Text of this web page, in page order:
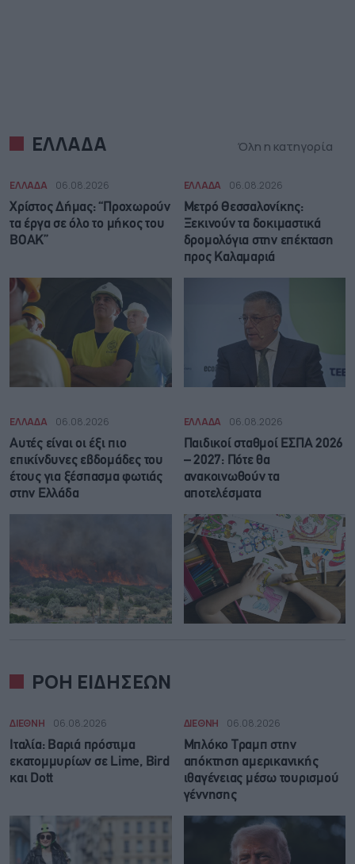
ΕΛΛΑΔΑ Όλη η κατηγορία
ΕΛΛΑΔΑ 06.08.2026
Χρίστος Δήμας: “Προχωρούν
τα έργα σε όλο το μήκος του
ΒΟΑΚ”
ΕΛΛΑΔΑ 06.08.2026
Μετρό Θεσσαλονίκης:
Ξεκινούν τα δοκιμαστικά
δρομολόγια στην επέκταση
προς Καλαμαριά
ΕΛΛΑΔΑ 06.08.2026
Αυτές είναι οι έξι πιο
επικίνδυνες εβδομάδες του
έτους για ξέσπασμα φωτιάς
στην Ελλάδα
ΕΛΛΑΔΑ 06.08.2026
Παιδικοί σταθμοί ΕΣΠΑ 2026
– 2027: Πότε θα
ανακοινωθούν τα
αποτελέσματα
ΡΟΗ ΕΙΔΗΣΕΩΝ
ΔΙΕΘΝΗ 06.08.2026
Ιταλία: Βαριά πρόστιμα
εκατομμυρίων σε Lime, Bird
και Dott
ΔΙΕΘΝΗ 06.08.2026
Μπλόκο Τραμπ στην
απόκτηση αμερικανικής
ιθαγένειας μέσω τουρισμού
γέννησης